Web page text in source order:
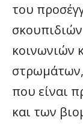
του
κοινωνιών
που είναι
και των